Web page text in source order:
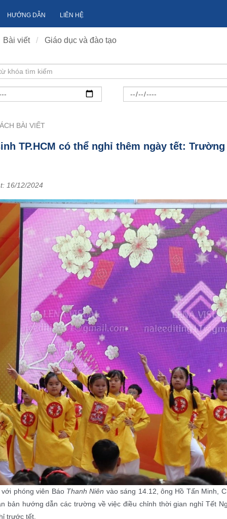
HƯỚNG DẪN LIÊN HỆ
Bài viết Giáo dục và đào tạo
BÀI VIẾT
TP.HCM có thể nghỉ thêm ngày tết:
16/12/2024
với phóng viên Báo Thanh Niên vào sáng 14.12, ông Hồ Tấn Minh,
bản hướng dẫn các trường về việc điều chỉnh thời gian nghỉ Tết
trước tết.